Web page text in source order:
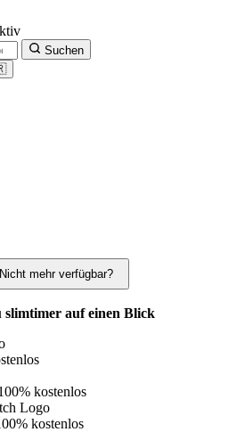
Suchen
Nicht mehr verfügbar?
slimtimer auf einen Blick
kostenlos
kostenlos